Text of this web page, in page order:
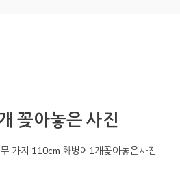
꽂아놓은 사진